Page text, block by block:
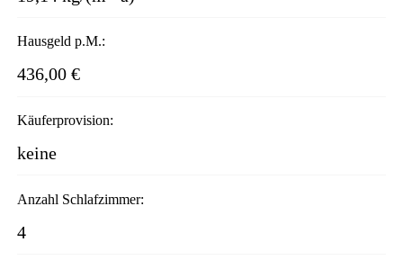
Hausgeld p.M.:
436,00 €
Käuferprovision:
keine
Anzahl Schlafzimmer:
4